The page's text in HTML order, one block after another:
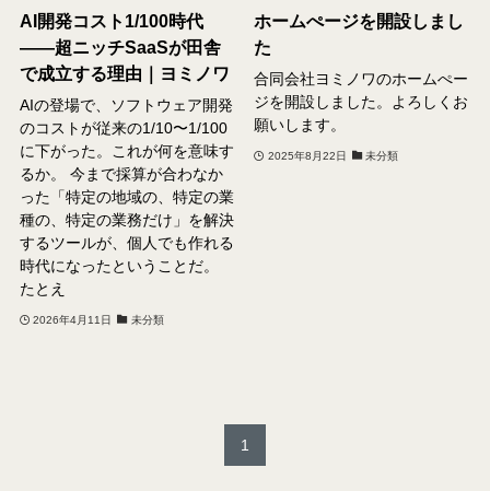
AI開発コスト1/100時代
——超ニッチSaaSが田舎
で成立する理由｜ヨミノワ
AIの登場で、ソフトウェア開発
のコストが従来の1/10〜1/100
に下がった。これが何を意味す
るか。 今まで採算が合わなか
った「特定の地域の、特定の業
種の、特定の業務だけ」を解決
するツールが、個人でも作れる
時代になったということだ。
たとえ
2026年4月11日 未分類
ホームぺージを開設しまし
た
合同会社ヨミノワのホームぺー
ジを開設しました。よろしくお
願いします。
2025年8月22日 未分類
1